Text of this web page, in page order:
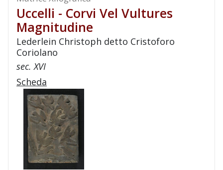
Uccelli - Corvi Vel Vultures
Magnitudine
Lederlein Christoph detto Cristoforo
Coriolano
sec. XVI
Scheda